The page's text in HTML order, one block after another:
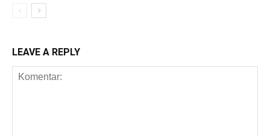
LEAVE A REPLY